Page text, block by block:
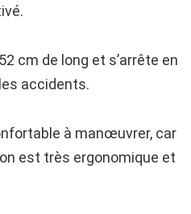
cm de long et s’arrête en
accidents.
à manœuvrer, car
est très ergonomique et